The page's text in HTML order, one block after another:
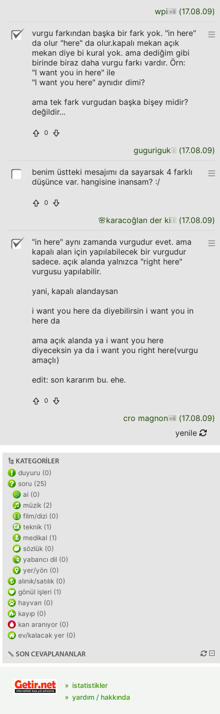
wpi (17.08.09)
vurgu farkından başka bir fark yok. "in here"
da olur "here" da olur.kapalı mekan açık
mekan diye bi kural yok. ama dediğim gibi
birinde biraz daha vurgu farkı vardır. Örn:
"I want you in here" ile
"I want you here" aynıdır dimi?
ama tek fark vurgudan başka bişey midir?
değildir...
0
guguriguk (17.08.09)
benim üstteki mesajımı da sayarsak 4 farklı
düşünce var. hangisine inansam? :/
0
🌸karacoğlan der ki (17.08.09)
"in here" aynı zamanda vurgudur evet. ama
kapalı alan için yapılabilecek bir vurgudur
sadece. açık alanda yalnızca "right here"
vurgusu yapılabilir.
yani, kapalı alandaysan
i want you here da diyebilirsin i want you in
here da
ama açık alanda ya i want you here
diyeceksin ya da i want you right here(vurgu
amaçlı)
edit: son kararım bu. ehe.
0
cro magnon (17.08.09)
yenile
KATEGORILER
duyuru (0)
soru (25)
ai (0)
müzik (2)
film/dizi (0)
teknik (1)
medikal (1)
sözlük (0)
yabancı dil (0)
yer/yön (0)
alınık/satılık (0)
gönül işleri (1)
hayvan (0)
kayıp (0)
kan aranıyor (0)
ev/kalacak yer (0)
SON CEVAPLANANLAR
istatistikler
yardım / hakkında